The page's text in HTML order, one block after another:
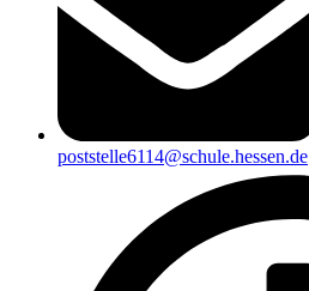
poststelle6114@schule.hessen.de